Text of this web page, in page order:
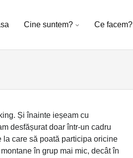
Cine suntem? Ce facem?
Și înainte ieșeam cu
desfășurat doar într-un cadru
care să poată participa oricine
în grup mai mic, decât în